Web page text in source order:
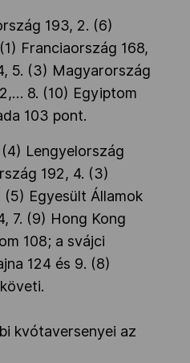
193, 2. (6)
Franciaország 168,
5. (3) Magyarország
8. (10) Egyiptom
103 pont.
(4) Lengyelország
192, 4. (3)
(5) Egyesült Államok
7. (9) Hong Kong
108; a svájci
124 és 9. (8)
kvótaversenyei az